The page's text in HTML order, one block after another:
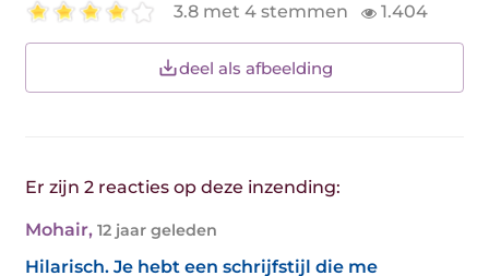
3.8 met 4 stemmen 1.404
deel als afbeelding
Er zijn 2 reacties op deze inzending:
Mohair, 12 jaar geleden
Hilarisch. Je hebt een schrijfstijl die me